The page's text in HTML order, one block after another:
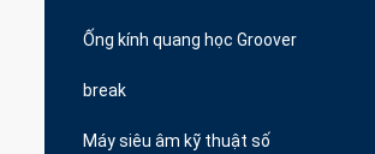
Ống kính quang học Groover
break
Máy siêu âm kỹ thuật số